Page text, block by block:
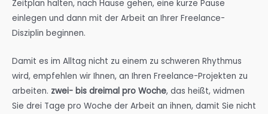
Zeitplan halten, nach Hause gehen, eine kurze Pause
einlegen und dann mit der Arbeit an Ihrer Freelance-
Disziplin beginnen.
Damit es im Alltag nicht zu einem zu schweren Rhythmus
wird, empfehlen wir Ihnen, an Ihren Freelance-Projekten zu
arbeiten. zwei- bis dreimal pro Woche, das heißt, widmen
Sie drei Tage pro Woche der Arbeit an ihnen, damit Sie nicht